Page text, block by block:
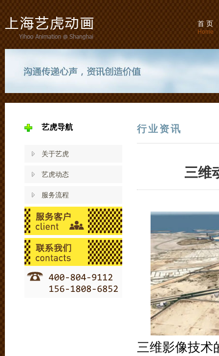
首 页
Home
艺虎导航
关于艺虎
艺虎动态
服务流程
行业资讯
三维
三维影像技术